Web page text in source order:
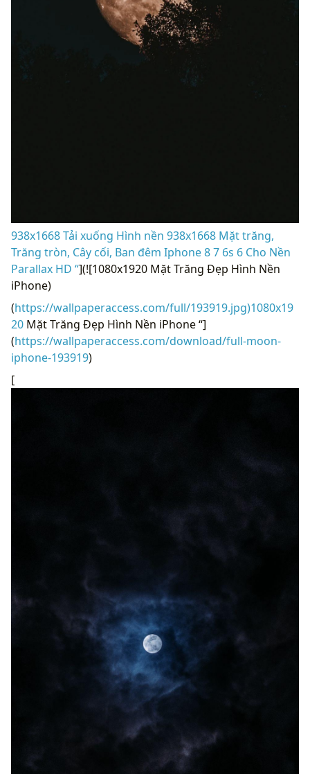
938x1668 Tải xuống Hình nền 938x1668 Mặt trăng,
Trăng tròn, Cây cối, Ban đêm Iphone 8 7 6s 6 Cho Nền
Parallax HD “](![1080x1920 Mặt Trăng Đẹp Hình Nền
iPhone)
(https://wallpaperaccess.com/full/193919.jpg)1080x19
20 Mặt Trăng Đẹp Hình Nền iPhone “]
(https://wallpaperaccess.com/download/full-moon-
iphone-193919)
[